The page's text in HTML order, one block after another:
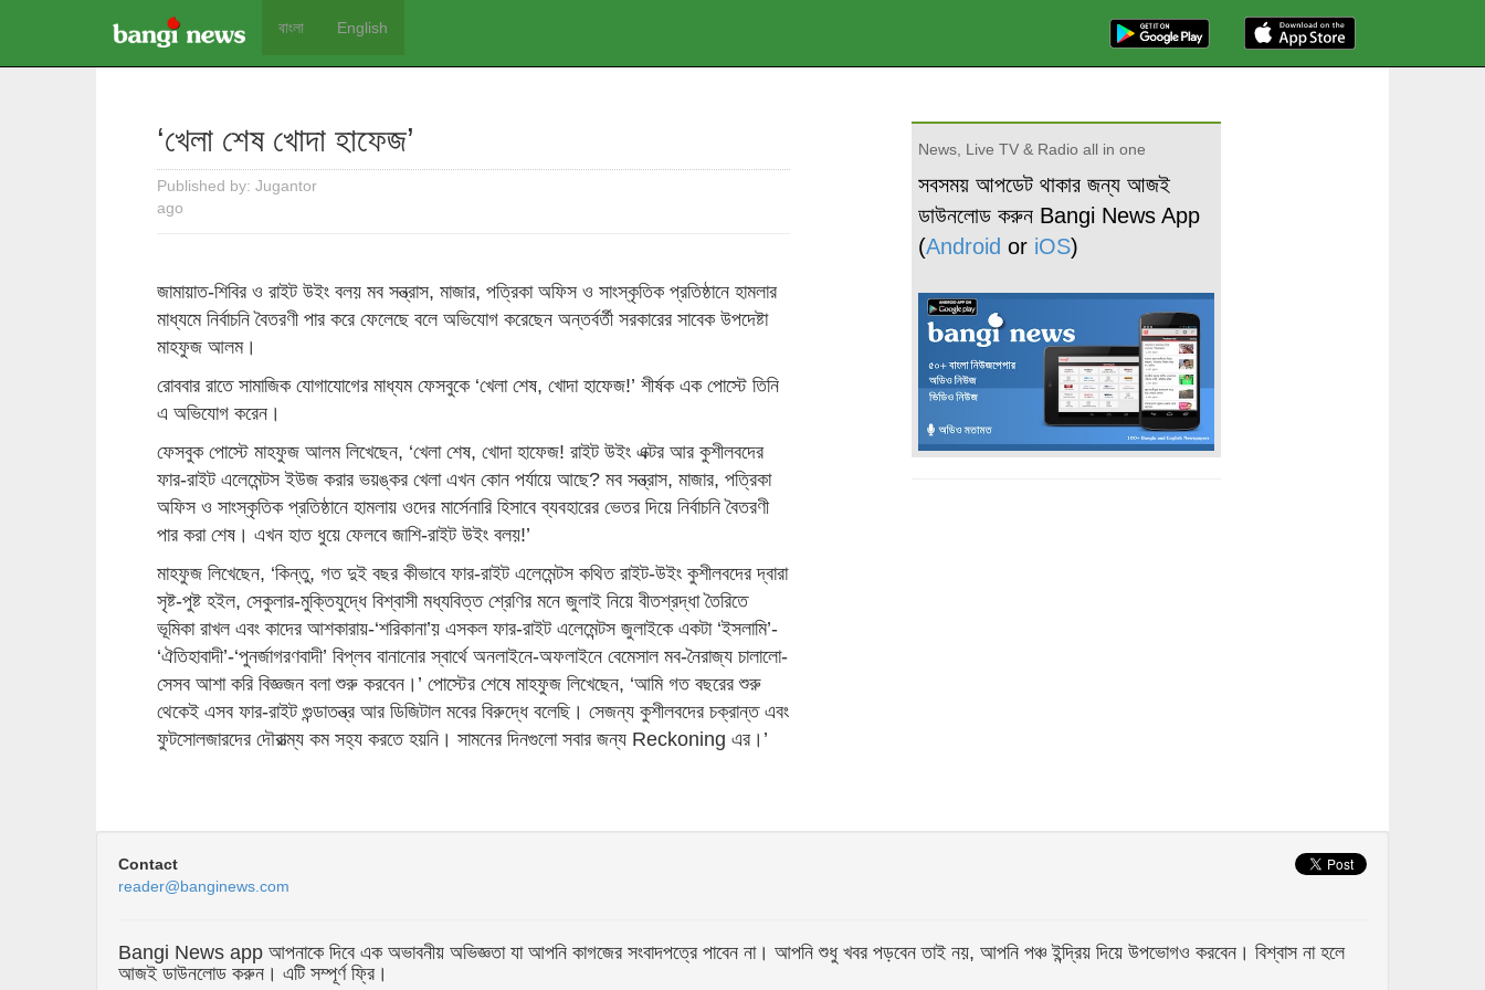
বাংলা English
‘খেলা শেষ খোদা হাফেজ’
Published by: Jugantor
ago
জামায়াত-শিবির ও রাইট উইং বলয় মব সন্ত্রাস, মাজার, পত্রিকা অফিস ও সাংস্কৃতিক প্রতিষ্ঠানে হামলার
মাধ্যমে নির্বাচনি বৈতরণী পার করে ফেলেছে বলে অভিযোগ করেছেন অন্তর্বর্তী সরকারের সাবেক উপদেষ্টা
মাহফুজ আলম।
রোববার রাতে সামাজিক যোগাযোগের মাধ্যম ফেসবুকে ‘খেলা শেষ, খোদা হাফেজ!’ শীর্ষক এক পোস্টে তিনি
এ অভিযোগ করেন।
ফেসবুক পোস্টে মাহফুজ আলম লিখেছেন, ‘খেলা শেষ, খোদা হাফেজ! রাইট উইং এক্টর আর কুশীলবদের
ফার-রাইট এলেমেন্টস ইউজ করার ভয়ঙ্কর খেলা এখন কোন পর্যায়ে আছে? মব সন্ত্রাস, মাজার, পত্রিকা
অফিস ও সাংস্কৃতিক প্রতিষ্ঠানে হামলায় ওদের মার্সেনারি হিসাবে ব্যবহারের ভেতর দিয়ে নির্বাচনি বৈতরণী
পার করা শেষ। এখন হাত ধুয়ে ফেলবে জাশি-রাইট উইং বলয়!’
মাহফুজ লিখেছেন, ‘কিন্তু, গত দুই বছর কীভাবে ফার-রাইট এলেমেন্টস কথিত রাইট-উইং কুশীলবদের দ্বারা
সৃষ্ট-পুষ্ট হইল, সেকুলার-মুক্তিযুদ্ধে বিশ্বাসী মধ্যবিত্ত শ্রেণির মনে জুলাই নিয়ে বীতশ্রদ্ধা তৈরিতে
ভূমিকা রাখল এবং কাদের আশকারায়-‘শরিকানা’য় এসকল ফার-রাইট এলেমেন্টস জুলাইকে একটা ‘ইসলামি’-
‘ঐতিহাবাদী’-‘পুনর্জাগরণবাদী’ বিপ্লব বানানোর স্বার্থে অনলাইনে-অফলাইনে বেমেসাল মব-নৈরাজ্য চালালো-
সেসব আশা করি বিজ্ঞজন বলা শুরু করবেন।’ পোস্টের শেষে মাহফুজ লিখেছেন, ‘আমি গত বছরের শুরু
থেকেই এসব ফার-রাইট গুন্ডাতন্ত্র আর ডিজিটাল মবের বিরুদ্ধে বলেছি। সেজন্য কুশীলবদের চক্রান্ত এবং
ফুটসোলজারদের দৌরাত্ম্য কম সহ্য করতে হয়নি। সামনের দিনগুলো সবার জন্য Reckoning এর।’
News, Live TV & Radio all in one
সবসময় আপডেট থাকার জন্য আজই
ডাউনলোড করুন Bangi News App
(Android or iOS)
Contact
reader@banginews.com
Bangi News app আপনাকে দিবে এক অভাবনীয় অভিজ্ঞতা যা আপনি কাগজের সংবাদপত্রে পাবেন না। আপনি শুধু খবর পড়বেন তাই নয়, আপনি পঞ্চ ইন্দ্রিয় দিয়ে উপভোগও করবেন। বিশ্বাস না হলে
আজই ডাউনলোড করুন। এটি সম্পূর্ণ ফ্রি।